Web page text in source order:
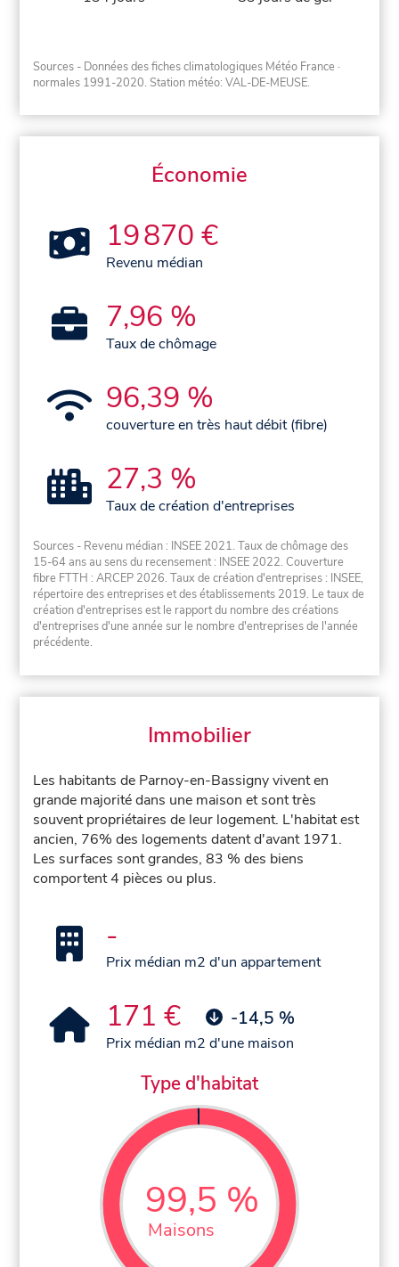
Sources - Données des fiches climatologiques Météo France ·
normales 1991-2020. Station météo: VAL-DE-MEUSE.
Économie
19 870 €
Revenu médian
7,96 %
Taux de chômage
96,39 %
couverture en très haut débit (fibre)
27,3 %
Taux de création d'entreprises
Sources - Revenu médian : INSEE 2021. Taux de chômage des
15-64 ans au sens du recensement : INSEE 2022. Couverture
fibre FTTH : ARCEP 2026. Taux de création d'entreprises : INSEE,
répertoire des entreprises et des établissements 2019. Le taux de
création d'entreprises est le rapport du nombre des créations
d'entreprises d'une année sur le nombre d'entreprises de l'année
précédente.
Immobilier
Les habitants de Parnoy-en-Bassigny vivent en
grande majorité dans une maison et sont très
souvent propriétaires de leur logement. L'habitat est
ancien, 76% des logements datent d'avant 1971.
Les surfaces sont grandes, 83 % des biens
comportent 4 pièces ou plus.
-
Prix médian m2 d'un appartement
171 € -14,5 %
Prix médian m2 d'une maison
Type d'habitat
99,5 %
Maisons